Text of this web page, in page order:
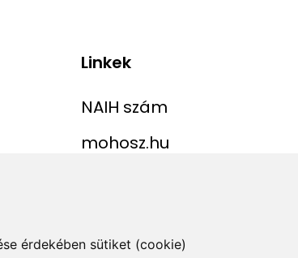
érdekében sütiket (cookie)
Linkek
NAIH szám
mohosz.hu